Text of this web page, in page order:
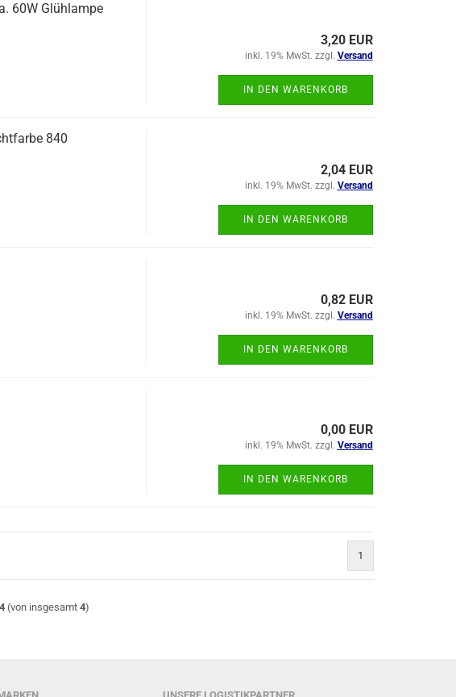
60W Glühlampe
3,20 EUR
inkl. 19% MwSt. zzgl. Versand
IN DEN WARENKORB
840
2,04 EUR
inkl. 19% MwSt. zzgl. Versand
IN DEN WARENKORB
0,82 EUR
inkl. 19% MwSt. zzgl. Versand
IN DEN WARENKORB
0,00 EUR
inkl. 19% MwSt. zzgl. Versand
IN DEN WARENKORB
1
4 (von insgesamt4)